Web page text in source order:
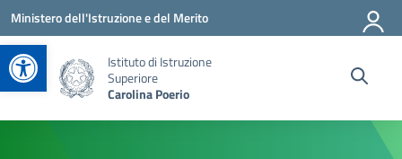
Apri la barra degli strumenti
Vai ai contenuti
Vai al menu di navigazione
Vai al footer
Ministero dell'Istruzione e del Merito
Istituto di Istruzione
Superiore
Carolina Poerio